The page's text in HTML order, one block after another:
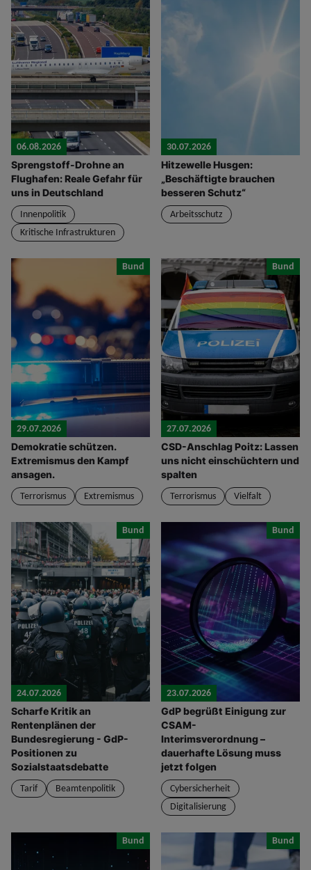
06.08.2026
Sprengstoff-Drohne an
Flughafen: Reale Gefahr für
uns in Deutschland
Innenpolitik
Kritische Infrastrukturen
30.07.2026
Hitzewelle Husgen:
„Beschäftigte brauchen
besseren Schutz“
Arbeitsschutz
29.07.2026
Bund
Demokratie schützen.
Extremismus den Kampf
ansagen.
Terrorismus
Extremismus
27.07.2026
Bund
CSD-Anschlag Poitz: Lassen
uns nicht einschüchtern und
spalten
Terrorismus
Vielfalt
24.07.2026
Bund
Scharfe Kritik an
Rentenplänen der
Bundesregierung - GdP-
Positionen zu
Sozialstaatsdebatte
Tarif
Beamtenpolitik
23.07.2026
Bund
GdP begrüßt Einigung zur
CSAM-
Interimsverordnung –
dauerhafte Lösung muss
jetzt folgen
Cybersicherheit
Digitalisierung
Bund Bund